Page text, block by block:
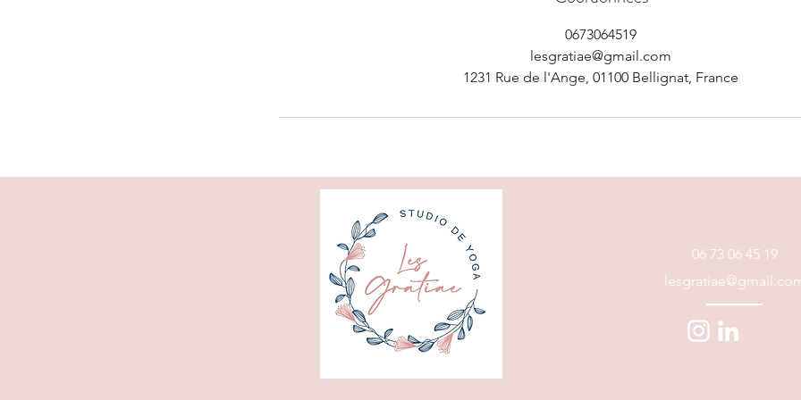
0673064519
lesgratiae@gmail.com
1231 Rue de l'Ange, 01100 Bellignat, France
06 73 06 45 19